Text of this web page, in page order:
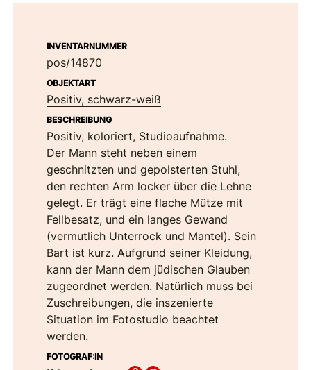
INVENTARNUMMER
pos/14870
OBJEKTART
Positiv, schwarz-weiß
BESCHREIBUNG
Positiv, koloriert, Studioaufnahme.
Der Mann steht neben einem
geschnitzten und gepolsterten Stuhl,
den rechten Arm locker über die Lehne
gelegt. Er trägt eine flache Mütze mit
Fellbesatz, und ein langes Gewand
(vermutlich Unterrock und Mantel). Sein
Bart ist kurz. Aufgrund seiner Kleidung,
kann der Mann dem jüdischen Glauben
zugeordnet werden. Natürlich muss bei
Zuschreibungen, die inszenierte
Situation im Fotostudio beachtet
werden.
FOTOGRAF:IN